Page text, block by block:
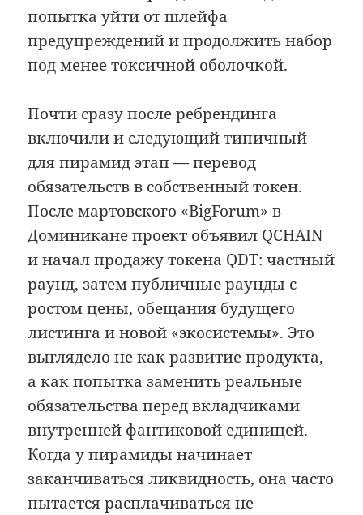
попытка уйти от шлейфа
предупреждений и продолжить набор
под менее токсичной оболочкой.
Почти сразу после ребрендинга
включили и следующий типичный
для пирамид этап — перевод
обязательств в собственный токен.
После мартовского «BigForum» в
Доминикане проект объявил QCHAIN
и начал продажу токена QDT: частный
раунд, затем публичные раунды с
ростом цены, обещания будущего
листинга и новой «экосистемы». Это
выглядело не как развитие продукта,
а как попытка заменить реальные
обязательства перед вкладчиками
внутренней фантиковой единицей.
Когда у пирамиды начинает
заканчиваться ликвидность, она часто
пытается расплачиваться не